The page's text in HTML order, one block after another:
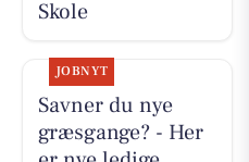
Skole
JOBNYT
Savner du nye
græsgange? - Her